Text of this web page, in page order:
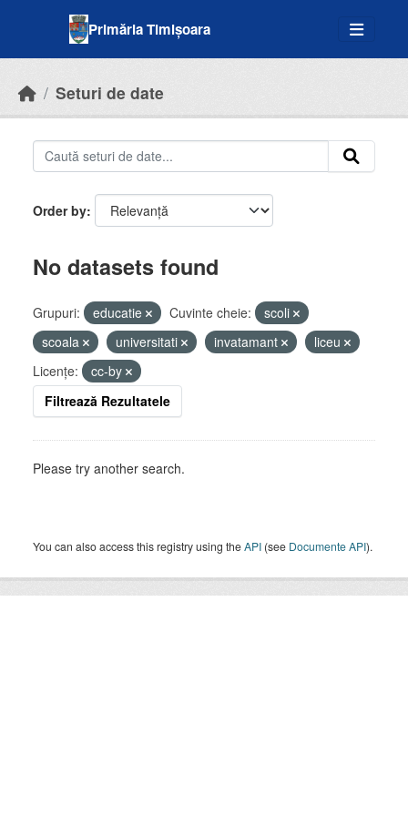
Primăria Timișoara
Seturi de date
Order by
No datasets found
Grupuri: educatie Cuvinte cheie:
scoli
scoala
universitati invatamant
liceu
Licenţe:
cc-by
Filtrează Rezultatele
Please try another search.
You can also access this registry using theAPI (see Documente API).